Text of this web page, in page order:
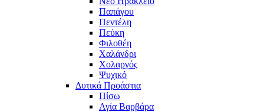
Παπάγου
Πεντέλη
Πεύκη
Φιλοθέη
Χαλάνδρι
Χολαργός
Ψυχικό
Δυτικά Προάστια
Πίσω
Αγία Βαρβάρα